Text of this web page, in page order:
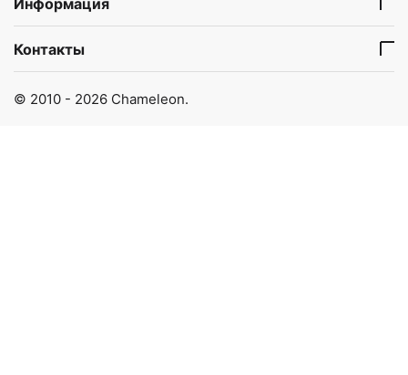
Контакты
© 2010 - 2026 Chameleon.